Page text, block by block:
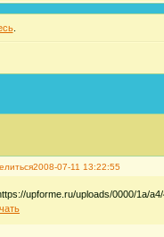
.
2008-07-11 13:22:55